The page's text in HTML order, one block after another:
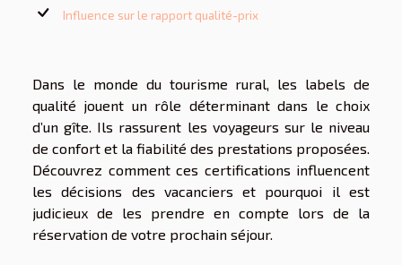
Influence sur le rapport qualité-prix
Dans le monde du tourisme rural, les labels de
qualité jouent un rôle déterminant dans le choix
d’un gîte. Ils rassurent les voyageurs sur le niveau
de confort et la fiabilité des prestations proposées.
Découvrez comment ces certifications influencent
les décisions des vacanciers et pourquoi il est
judicieux de les prendre en compte lors de la
réservation de votre prochain séjour.